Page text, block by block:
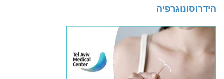
הידרוסונוגרפיה